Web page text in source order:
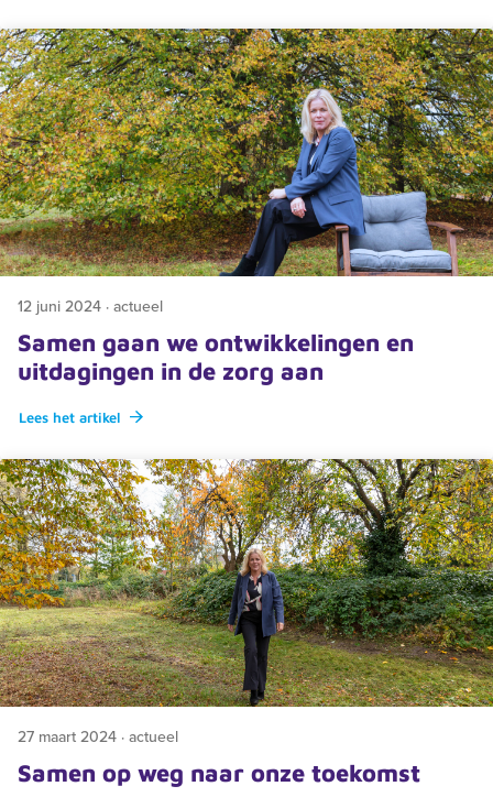
12 juni 2024 · actueel
Samen gaan we ontwikkelingen en
uitdagingen in de zorg aan
Lees het artikel
27 maart 2024 · actueel
Samen op weg naar onze toekomst